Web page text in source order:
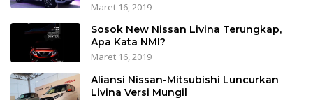
Maret 16, 2019
Sosok New Nissan Livina Terungkap,
Apa Kata NMI?
Maret 16, 2019
Aliansi Nissan-Mitsubishi Luncurkan
Livina Versi Mungil